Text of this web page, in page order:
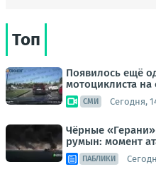
Топ
Появилось ещё
мотоциклиста
СМИ Сегодня,
Чёрные
румын: момент
ПАБЛИКИ